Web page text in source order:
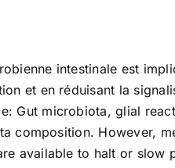
intestinale est
et en réduisant la
Gut microbiota, glial
composition. However,
available to halt or